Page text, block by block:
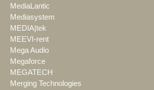
MediaLantic
Mediasystem
MEDIA|tek
MEEVI-rent
Mega Audio
Megaforce
MEGATECH
Merging Technologies